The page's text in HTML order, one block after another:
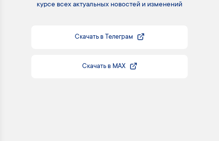
курсе всех актуальных новостей и изменений
Скачать в Телеграм
Скачать в MAX